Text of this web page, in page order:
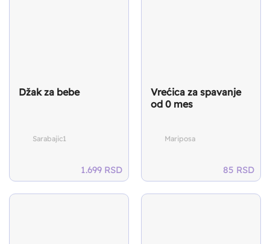
Džak za bebe
Sarabajic1
1.699 RSD
Vrećica za spavanje
od 0 mes
Mariposa
85 RSD